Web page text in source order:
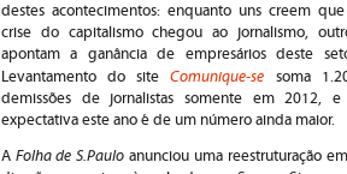
destes acontecimentos: enquanto uns creem
crise do capitalismo chegou ao jornalismo,
apontam a ganância de empresários deste
Levantamento do siteComunique-se soma
demissões de jornalistas somente em 2012,
expectativa este ano é de um número ainda maior.
AFolha de S.Pauloanunciou uma reestruturação